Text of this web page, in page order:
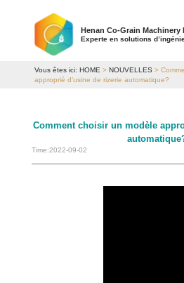
Henan Co-Grain
Experte en solutions
Vous êtes ici: HOME >NOUVELLES >
approprié d’usine de rizerie automatique?
Comment choisir un modèle
Time:2022-09-02